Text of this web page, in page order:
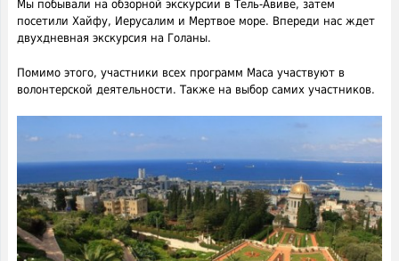
Мы побывали на обзорной экскурсии в Тель-Авиве, затем
посетили Хайфу, Иерусалим и Мертвое море. Впереди нас ждет
двухдневная экскурсия на Голаны.
Помимо этого, участники всех программ Маса участвуют в
волонтерской деятельности. Также на выбор самих участников.